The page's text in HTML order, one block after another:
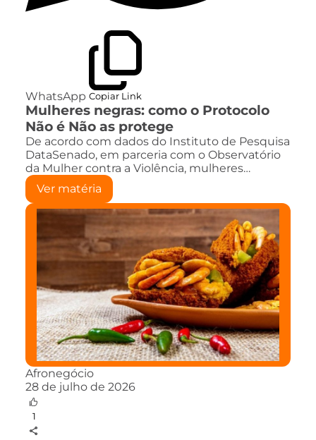
WhatsApp Copiar Link
Mulheres negras: como o Protocolo
Não é Não as protege
De acordo com dados do Instituto de Pesquisa
DataSenado, em parceria com o Observatório
da Mulher contra a Violência, mulheres…
Ver matéria
Afronegócio
28 de julho de 2026
1